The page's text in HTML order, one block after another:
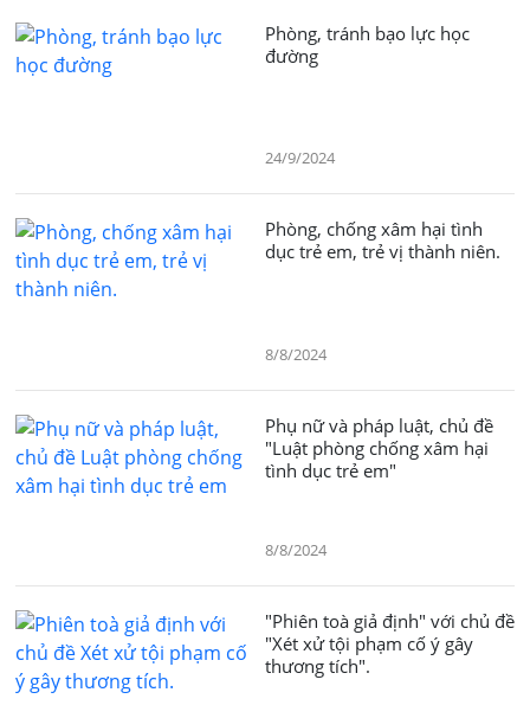
Phòng, tránh bạo lực học
đường
24/9/2024
Phòng, chống xâm hại tình
dục trẻ em, trẻ vị thành niên.
8/8/2024
Phụ nữ và pháp luật, chủ đề
"Luật phòng chống xâm hại
tình dục trẻ em"
8/8/2024
"Phiên toà giả định" với chủ đề
"Xét xử tội phạm cố ý gây
thương tích".